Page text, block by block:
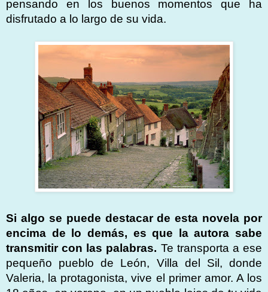
pensando en los buenos momentos que ha
disfrutado a lo largo de su vida.
Si algo se puede destacar de esta novela por
encima de lo demás, es que la autora sabe
transmitir con las palabras. Te transporta a ese
pequeño pueblo de León, Villa del Sil, donde
Valeria, la protagonista, vive el primer amor. A los